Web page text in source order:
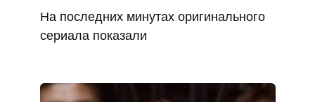
На последних минутах оригинального
сериала показали